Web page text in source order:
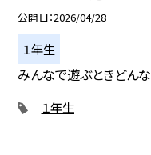
公開日 2026/04/28
１年生
みんなで遊ぶときどん
１年生